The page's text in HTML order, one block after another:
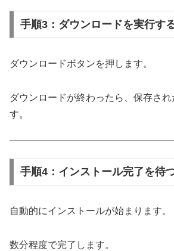
手順3：ダウンロードを実行す
ダウンロードボタンを押します。
ダウンロードが終わったら、保存さ
す。
手順4：インストール完了を待
自動的にインストールが始まります。
数分程度で完了します。